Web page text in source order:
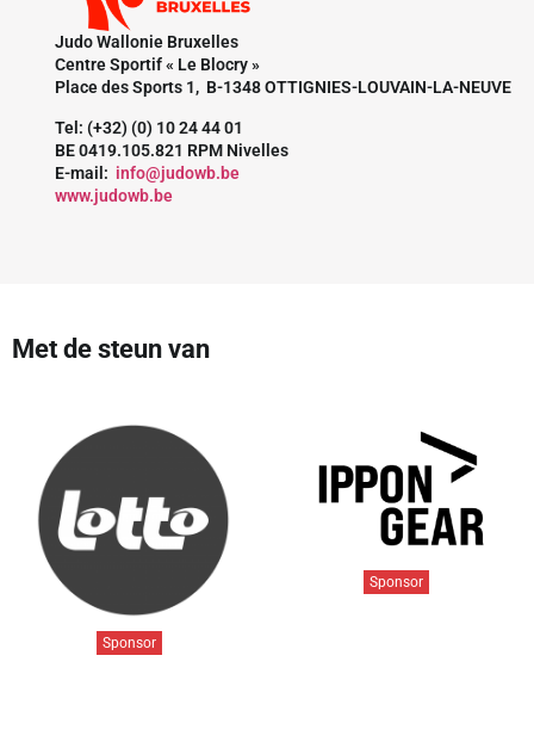
Judo Wallonie Bruxelles
Centre Sportif « Le Blocry »
Place des Sports 1, B-1348 OTTIGNIES-LOUVAIN-LA-NEUVE
Tel: (+32) (0) 10 24 44 01
BE 0419.105.821 RPM Nivelles
E-mail: info@judowb.be
www.judowb.be
Met de steun van
Sponsor
Sponsor